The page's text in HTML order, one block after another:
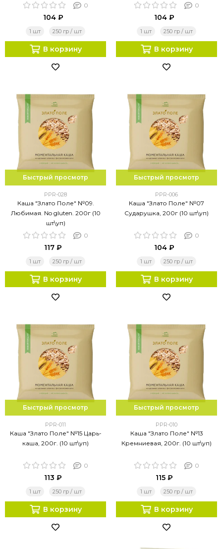
0
104 ₽
1 шт 250 гр / шт
В корзину
0
104 ₽
1 шт 250 гр / шт
В корзину
Быстрый просмотр
PPR-028
Каша "Злато Поле" №09.
Любимая. No gluten. 200г (10
шт\уп)
0
117 ₽
1 шт 250 гр / шт
В корзину
Быстрый просмотр
PPR-006
Каша "Злато Поле" №07
Сударушка, 200г (10 шт\уп)
0
104 ₽
1 шт 250 гр / шт
В корзину
Быстрый просмотр
PPR-011
Каша "Злато Поле" №15 Царь-
каша, 200г. (10 шт\уп)
0
113 ₽
1 шт 250 гр / шт
В корзину
Быстрый просмотр
PPR-010
Каша "Злато Поле" №13
Кремниевая, 200г. (10 шт\уп)
0
115 ₽
1 шт 250 гр / шт
В корзину